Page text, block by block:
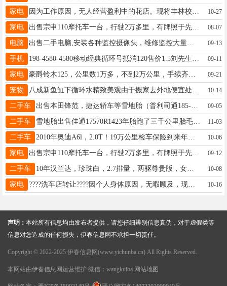
家电 10-27
家电 出售宗申110摩托车一台，行驶2万多里，有牌照于先生13846658750 08-07
电脑 出售二手电脑,安装各种监控摄像头，维修监控大量出售二手电脑、各种配置，出售二手手机，黎明小区4号楼华兴电脑15246921685刘先生15246921685 09-13
手机 09-11
家电 09-21
宠物 10-14
二手车 出售本田锋范，捷达轿车等雪地胎（普利司通185-65-15），微波炉，大头电视，大头电视柜，餐桌，单人床等闲置物品，低价处理。陈先生13846628918 09-05
二手车 雪地胎出售佳通17570R1423年胎跑了三千公里胎毛都在非常新换车用不上了有需要的联系王先生15604584232 11-03
二手车 2010年奥迪A6l，2.0T！19万公里检车保险到来年六月份，商业险，交强险，两套新胎！车况嘎嘎板正，火花塞，电瓶，油路保养六月份做的！外观内饰新，现在开着的，到手啥都不用管，碰到了就合适2-6！非诚勿扰！车贩子勿扰！看车地点乌马河！吴先生16645833339 10-06
家电 出售宗申110摩托车一台，行驶2万多里，有牌照于先生13846658750 09-12
二手车 10年汉兰达，珍珠白，2.7排量，两驱尊贵版，女士开不到19万多公里，有需要者电话联系13766759021七座李女士15245881000 10-08
家电 ????洗车店转让????因个人身体原因，无暇顾及，现将盈利中洗车店转让。本店位置优越，周边小区、市场，车流量大。店内设备齐全且新，有稳定客源，接手即可经营，价格面议地址：伊春升辉市场北门附近联系电话：13614583988钟先生15145825769 10-16
声明： 本站所有信息均由发布者提供，请您仔细辨别信息真伪，对于虚假类等
信息对您造成的任何损失，伊春信息网不承担一切责任。
Copyright © 2022-2025 伊春信息网(www.yichunba.cn) All Rights Reserved.
本网站由伊春信息网 运营维护 微信：wangkuiba 网站地图